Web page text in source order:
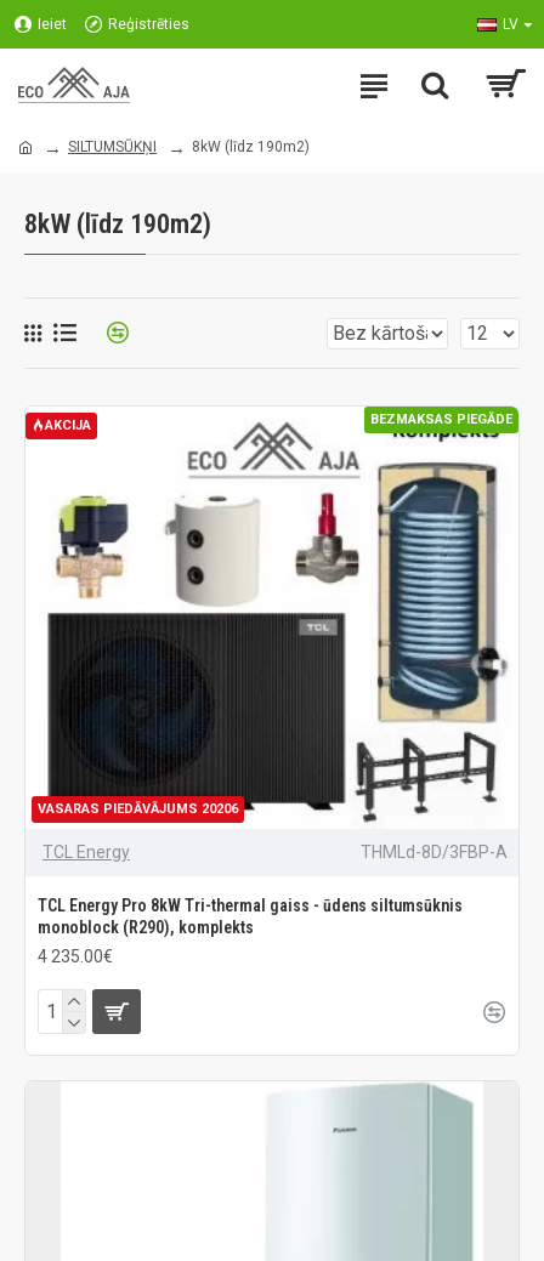
Ieiet Reģistrēties LV
SILTUMSŪKŅI 8kW (līdz 190m2)
8kW (līdz 190m2)
AKCIJA
VASARAS PIEDĀVĀJUMS 20206
BEZMAKSAS PIEGĀDE
TCL Energy THMLd-8D/3FBP-A
TCL Energy Pro 8kW Tri-thermal gaiss - ūdens siltumsūknis
monoblock (R290), komplekts
4 235.00€